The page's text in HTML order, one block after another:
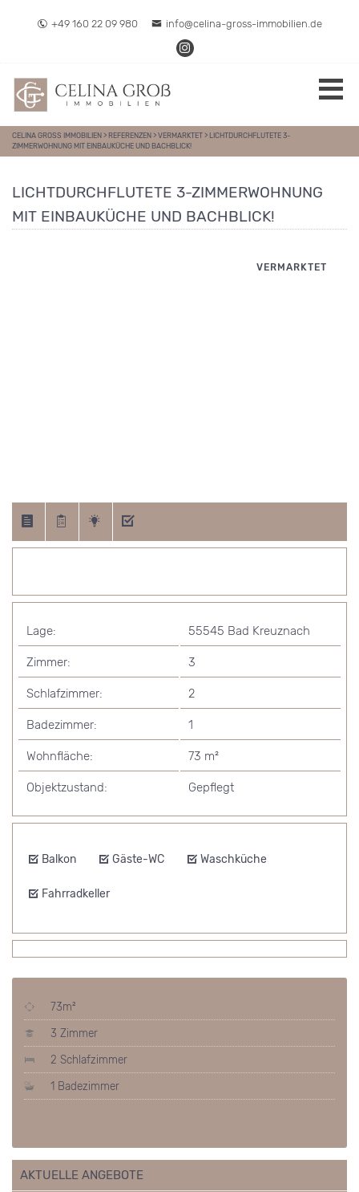
+49 160 22 09 980
info@celina-gross-immobilien.de
CELINA GROSS IMMOBILIEN > REFERENZEN > VERMARKTET >
LICHTDURCHFLUTETE 3-
ZIMMERWOHNUNG MIT EINBAUKÜCHE UND BACHBLICK!
LICHTDURCHFLUTETE 3-ZIMMERWOHNUNG
MIT EINBAUKÜCHE UND BACHBLICK!
VERMARKTET
Lage: 55545 Bad Kreuznach
Zimmer: 3
Schlafzimmer: 2
Badezimmer: 1
Wohnfläche: 73 m²
Objektzustand: Gepflegt
Balkon Gäste-WC Waschküche
Fahrradkeller
73m²
3 Zimmer
2 Schlafzimmer
1 Badezimmer
AKTUELLE ANGEBOTE